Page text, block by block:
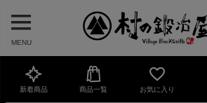
MENU
新着商品 商品一覧 お気に入り